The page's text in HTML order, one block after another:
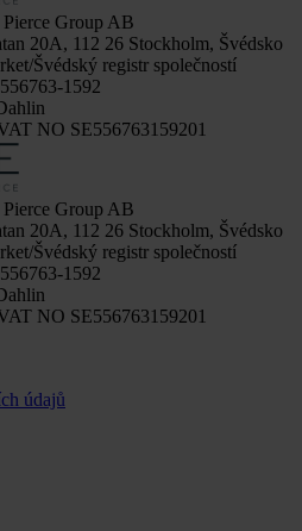
Group AB
20A, 112 26 Stockholm, Švédsko
Švédský registr společností
1592
NO SE556763159201
Group AB
20A, 112 26 Stockholm, Švédsko
Švédský registr společností
1592
NO SE556763159201
údajů